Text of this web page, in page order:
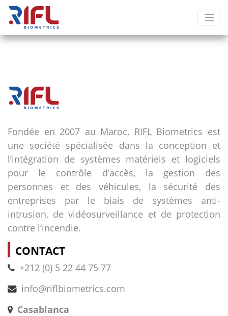
Fondée en 2007 au Maroc, RIFL Biometrics est
une société spécialisée dans la conception et
l’intégration de systèmes matériels et logiciels
pour le contrôle d’accès, la gestion des
personnes et des véhicules, la sécurité des
entreprises par le biais de systèmes anti-
intrusion, de vidéosurveillance et de protection
contre l’incendie.
CONTACT
+212 (0) 5 22 44 75 77
info@riflbiometrics.com
Casablanca